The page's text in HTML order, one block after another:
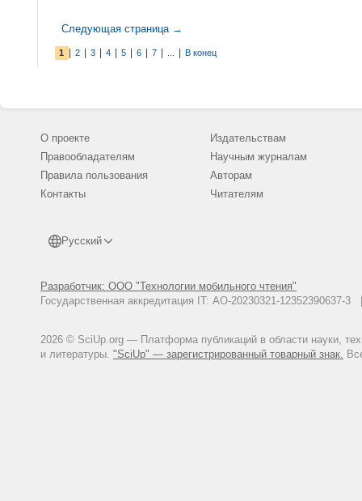
Следующая страница →
1 2 3 4 5 6 7 В конец
О проекте
Правообладателям
Правила пользования
Контакты
Русский
Разработчик: ООО "Технологии мобильного чтения"
Государственная аккредитация IT: АО-20230321-
2026 © SciUp.org — Платформа публикаций в области науки,
и литературы. "SciUp" — зарегистрированный товарный знак.
Издательствам
Научным журналам
Авторам
Читателям